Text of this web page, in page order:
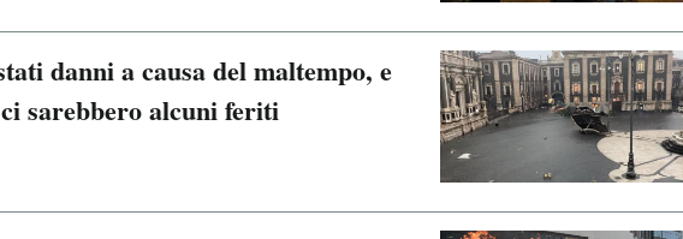
danni a causa del maltempo, e
sarebbero alcuni feriti